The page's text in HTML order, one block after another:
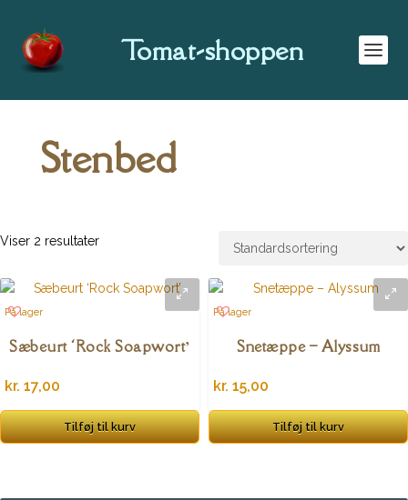
Tomat-shoppen
Stenbed
Viser 2 resultater
På lager
Sæbeurt ‘Rock Soapwort’
kr. 17,00
Tilføj til kurv
På lager
Snetæppe – Alyssum
kr. 15,00
Tilføj til kurv